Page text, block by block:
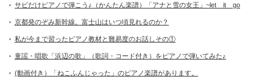
サビだけピアノで弾こう♪（かんたん楽譜）「アナと雪の女王」~let it go
京都発のぞみ新幹線。富士山はいつ頃見れるのか？
私が今まで習ったピアノ教材と難易度のお話しその①
童謡・唱歌「浜辺の歌」（歌詞・コード付き）をピアノで弾いてみた♪
(動画付き）「ねこふんじゃった」のピアノ楽譜があります。